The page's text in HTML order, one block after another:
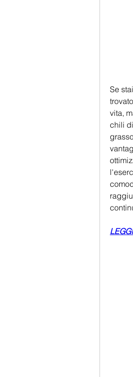
Se
vita,
chili